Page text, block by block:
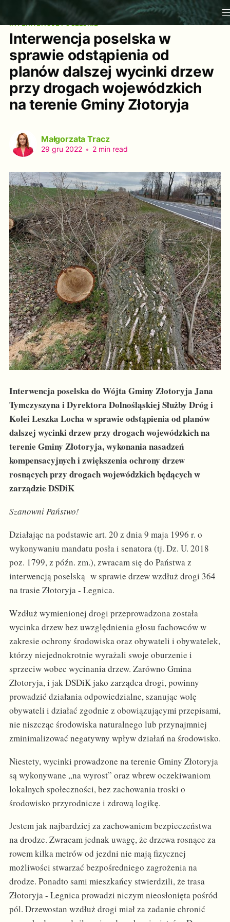
Interwencja poselska w
sprawie odstąpienia od
planów dalszej wycinki drzew
przy drogach wojewódzkich
na terenie Gminy Złotoryja
Małgorzata Tracz
29 gru 2022 • 2 min read
Interwencja poselska do Wójta Gminy Złotoryja Jana
Tymczyszyna i Dyrektora Dolnośląskiej Służby Dróg i
Kolei Leszka Locha w sprawie odstąpienia od planów
dalszej wycinki drzew przy drogach wojewódzkich na
terenie Gminy Złotoryja, wykonania nasadzeń
kompensacyjnych i zwiększenia ochrony drzew
rosnących przy drogach wojewódzkich będących w
zarządzie DSDiK
Szanowni Państwo!
Działając na podstawie art. 20 z dnia 9 maja 1996 r. o
wykonywaniu mandatu posła i senatora (tj. Dz. U. 2018
poz. 1799, z późn. zm.), zwracam się do Państwa z
interwencją poselską w sprawie drzew wzdłuż drogi 364
na trasie Złotoryja - Legnica.
Wzdłuż wymienionej drogi przeprowadzona została
wycinka drzew bez uwzględnienia głosu fachowców w
zakresie ochrony środowiska oraz obywateli i obywatelek,
którzy niejednokrotnie wyrażali swoje oburzenie i
sprzeciw wobec wycinania drzew. Zarówno Gmina
Złotoryja, i jak DSDiK jako zarządca drogi, powinny
prowadzić działania odpowiedzialne, szanując wolę
obywateli i działać zgodnie z obowiązującymi przepisami,
nie niszcząc środowiska naturalnego lub przynajmniej
zminimalizować negatywny wpływ działań na środowisko.
Niestety, wycinki prowadzone na terenie Gminy Złotoryja
są wykonywane „na wyrost” oraz wbrew oczekiwaniom
lokalnych społeczności, bez zachowania troski o
środowisko przyrodnicze i zdrową logikę.
Jestem jak najbardziej za zachowaniem bezpieczeństwa
na drodze. Zwracam jednak uwagę, że drzewa rosnące za
rowem kilka metrów od jezdni nie mają fizycznej
możliwości stwarzać bezpośredniego zagrożenia na
drodze. Ponadto sami mieszkańcy stwierdzili, że trasa
Złotoryja - Legnica prowadzi niczym nieosłonięta pośród
pól. Drzewostan wzdłuż drogi miał za zadanie chronić